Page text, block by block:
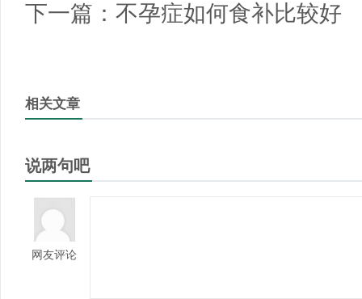
下一篇： 不孕症如何食补比较好
相关文章
说两句吧
网友评论